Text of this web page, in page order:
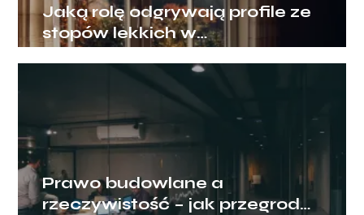
Jaką rolę odgrywają profile ze
stopów lekkich w
nowoczesnym budownictwie?
Prawo budowlane a
rzeczywistość – jak przegrody